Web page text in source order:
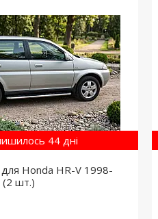
44 дні
для Honda HR-V 1998-
(2 шт.)